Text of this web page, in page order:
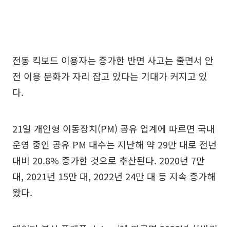
전동 킥보드 이용자는 증가한 반면 사고는 줄면서 안
전 이용 문화가 자리 잡고 있다는 기대가 커지고 있
다.
21일 개인형 이동장치(PM) 공유 업계에 따르면 국내
운영 중인 공유 PM 대수는 지난해 약 29만 대로 전년
대비 20.8% 증가한 것으로 추산된다. 2020년 7만
대, 2021년 15만 대, 2022년 24만 대 등 지속 증가해
왔다.